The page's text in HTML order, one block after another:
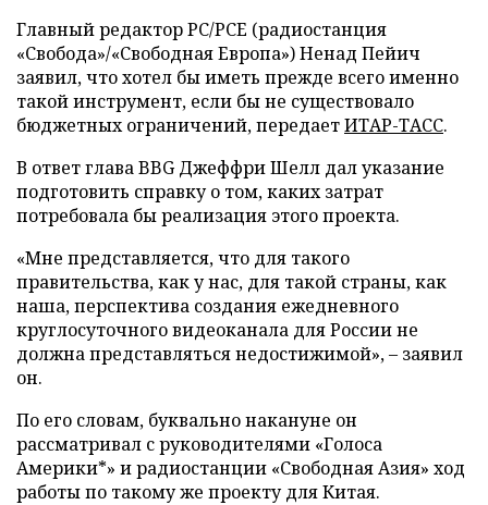
Главный редактор РС/РСЕ (радиостанция
«Свобода»/«Свободная Европа») Ненад Пейич
заявил, что хотел бы иметь прежде всего именно
такой инструмент, если бы не существовало
бюджетных ограничений, передаетИТАР-ТАСС.
В ответ глава BBG Джеффри Шелл дал указание
подготовить справку о том, каких затрат
потребовала бы реализация этого проекта.
«Мне представляется, что для такого
правительства, как у нас, для такой страны, как
наша, перспектива создания ежедневного
круглосуточного видеоканала для России не
должна представляться недостижимой», – заявил
он.
По его словам, буквально накануне он
рассматривал с руководителями «Голоса
Америки*» и радиостанции «Свободная Азия» ход
работы по такому же проекту для Китая.